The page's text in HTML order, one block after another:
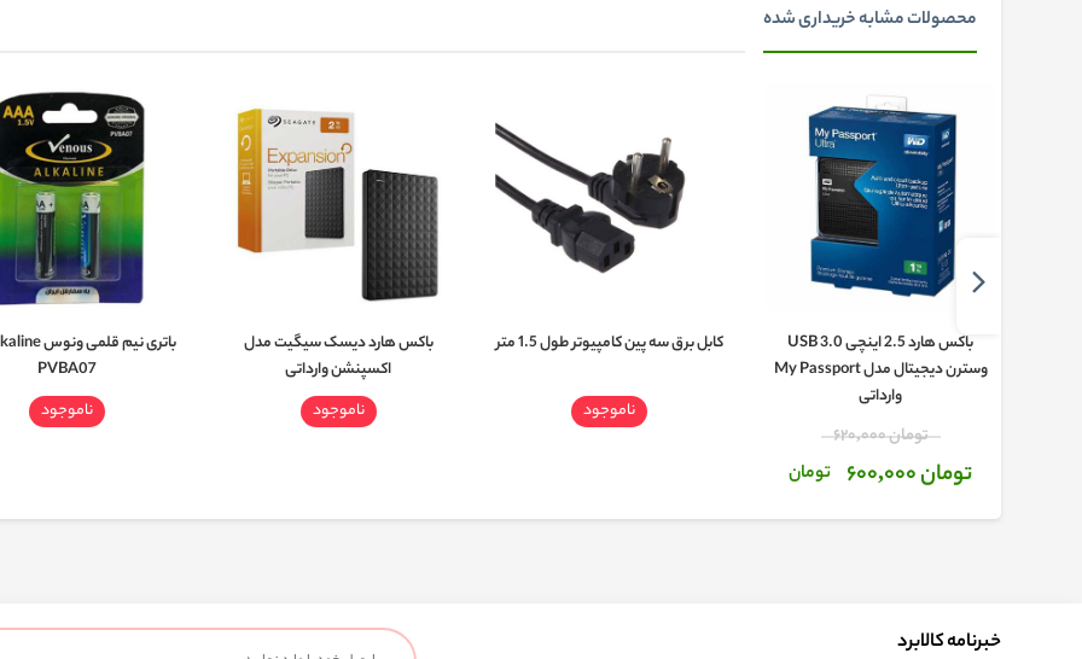
محصولات مشابه خریداری شده
باکس هارد 2.5 اینچی USB 3.0
وسترن دیجیتال مدل My Passport
وارداتی
تومان 620,000
تومان 600,000 تومان
کابل برق سه پین کامپیوتر طول 1.5 متر
ناموجود
باکس هارد دیسک سیگیت مدل
اکسپنشن وارداتی
ناموجود
PVBA07
ناموجود
خبرنامه کالابرد